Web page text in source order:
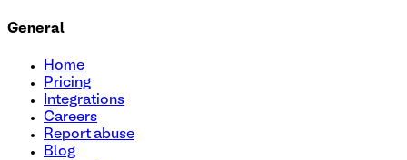
General
Home
Pricing
Integrations
Careers
Report abuse
Blog